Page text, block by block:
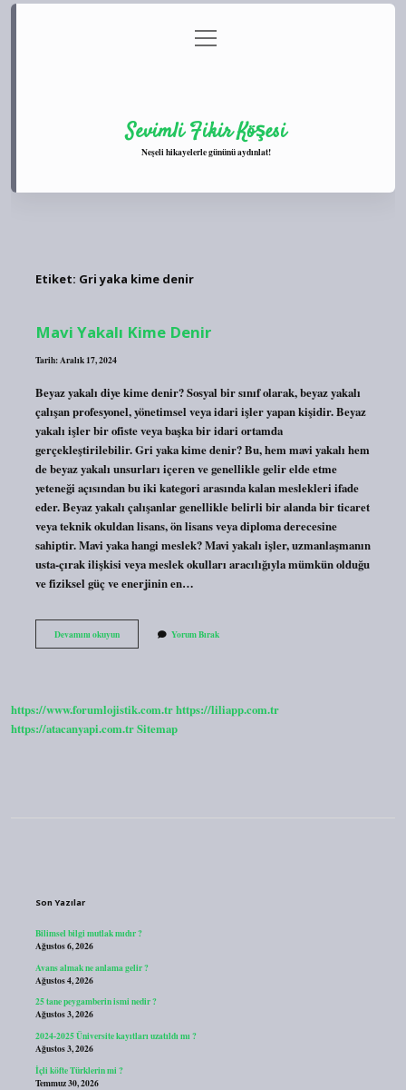
Gizlilik Politikası
menüyü
aç
Sevimli Fikir Köşesi
Neşeli hikayelerle gününü aydınlat!
Etiket: Gri yaka kime denir
Mavi Yakalı Kime Denir
Tarih: Aralık 17, 2024
Beyaz yakalı diye kime denir? Sosyal bir sınıf olarak, beyaz yakalı
çalışan profesyonel, yönetimsel veya idari işler yapan kişidir. Beyaz
yakalı işler bir ofiste veya başka bir idari ortamda
gerçekleştirilebilir. Gri yaka kime denir? Bu, hem mavi yakalı hem
de beyaz yakalı unsurları içeren ve genellikle gelir elde etme
yeteneği açısından bu iki kategori arasında kalan meslekleri ifade
eder. Beyaz yakalı çalışanlar genellikle belirli bir alanda bir ticaret
veya teknik okuldan lisans, ön lisans veya diploma derecesine
sahiptir. Mavi yaka hangi meslek? Mavi yakalı işler, uzmanlaşmanın
usta-çırak ilişkisi veya meslek okulları aracılığıyla mümkün olduğu
ve fiziksel güç ve enerjinin en…
Devamını okuyunMavi
Yakalı
Yorum Bırak
https://www.forumlojistik.com.trhttps://liliapp.com.tr
https://atacanyapi.com.trSitemap
Son Yazılar
Bilimsel bilgi mutlak mıdır ?
Ağustos 6, 2026
Avans almak ne anlama gelir ?
Ağustos 4, 2026
25 tane peygamberin ismi nedir ?
Ağustos 3, 2026
2024-2025 Üniversite kayıtları uzatıldı mı ?
Ağustos 3, 2026
İçli köfte Türklerin mi ?
Temmuz 30, 2026